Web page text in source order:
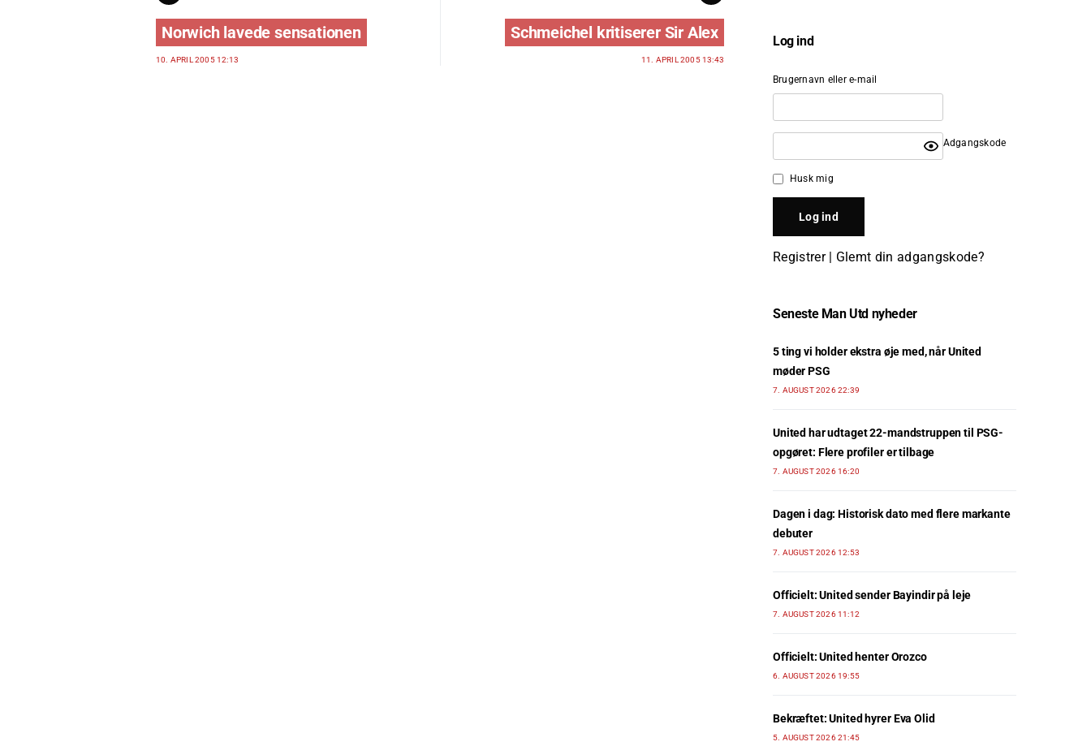
Norwich lavede sensationen
10. APRIL 2005 12:13
Schmeichel kritiserer Sir Alex
11. APRIL 2005 13:43
Log ind
Brugernavn eller e-mail
Adgangskode
Husk mig
Registrer| Glemt din adgangskode?
Seneste Man Utd nyheder
5 ting vi holder ekstra øje med, når United
møder PSG
7. AUGUST 2026 22:39
United har udtaget 22-mandstruppen til PSG-
opgøret: Flere profiler er tilbage
7. AUGUST 2026 16:20
Dagen i dag: Historisk dato med flere markante
debuter
7. AUGUST 2026 12:53
Officielt: United sender Bayindir på leje
7. AUGUST 2026 11:12
Officielt: United henter Orozco
6. AUGUST 2026 19:55
Bekræftet: United hyrer Eva Olid
5. AUGUST 2026 21:45